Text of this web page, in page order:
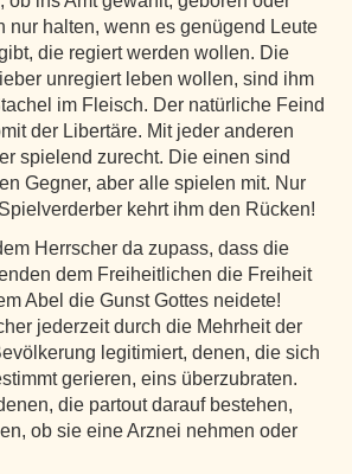
nur halten, wenn es genügend Leute
die regiert werden wollen. Die
unregiert leben wollen, sind ihm
im Fleisch. Der natürliche Feind
der Libertäre. Mit jeder anderen
spielend zurecht. Die einen sind
Gegner, aber alle spielen mit. Nur
kehrt ihm den Rücken!
Herrscher da zupass, dass die
dem Freiheitlichen die Freiheit
Abel die Gunst Gottes neidete!
jederzeit durch die Mehrheit der
legitimiert, denen, die sich
gerieren, eins überzubraten.
die partout darauf bestehen,
ob sie eine Arznei nehmen oder